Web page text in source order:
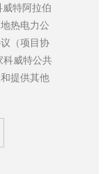
特阿拉伯
热电力公
（项目协
科威特公共
提供其他